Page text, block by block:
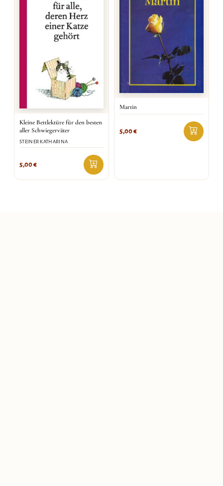
Kleine Bettlektüre für den besten
aller Schwiegerväter
STEINER KATHARINA
5,00€
Martin
5,00€